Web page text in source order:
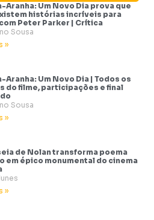
Aranha: Um Novo Dia prova que
histórias incríveis para
Peter Parker | Crítica
Sousa
»
Aranha: Um Novo Dia | Todos os
do filme, participações e final
Sousa
»
de Nolan transforma poema
em épico monumental do cinema
»